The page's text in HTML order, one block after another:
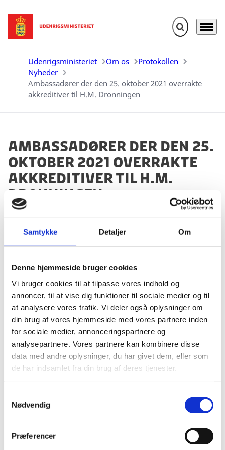
Samtykke Detaljer Om
Denne hjemmeside bruger cookies
Vi bruger cookies til at tilpasse vores indhold og
annoncer, til at vise dig funktioner til sociale medier og til
at analysere vores trafik. Vi deler også oplysninger om
din brug af vores hjemmeside med vores partnere inden
for sociale medier, annonceringspartnere og
analysepartnere. Vores partnere kan kombinere disse
data med andre oplysninger, du har givet dem, eller som
de har indsamlet fra din brug af deres tjenester.
Nødvendig
Præferencer
Gå til forsiden Fold søgefelt
Menu
Udenrigsministeriet Om os
Protokollen
Nyheder
Ambassadører der den 25. oktober 2021 overrakte
akkreditiver til H.M. Dronningen
Ambassadører der den 25.
oktober 2021 overrakte
akkreditiver til H.M.
Dronningen
25.10.2021
Del på Facebook
Del på X (Twitter)
Del på LinkedIn
Ikke-residerende ambassadører:
Lande Navne
Tonga
Cambodia
Kirgisistan